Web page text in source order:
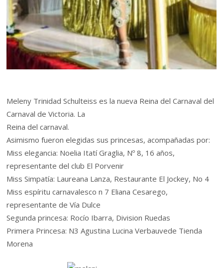
Meleny Trinidad Schulteiss es la nueva Reina del Carnaval del
Carnaval de Victoria. La
Reina del carnaval.
Asimismo fueron elegidas sus princesas, acompañadas por:
Miss elegancia: Noelia Itatí Graglia, Nº 8, 16 años,
representante del club El Porvenir
Miss Simpatía: Laureana Lanza, Restaurante El Jockey, No 4
Miss espíritu carnavalesco n 7 Eliana Cesarego,
representante de Vía Dulce
Segunda princesa: Rocío Ibarra, Division Ruedas
Primera Princesa: N3 Agustina Lucina Verbauvede Tienda
Morena